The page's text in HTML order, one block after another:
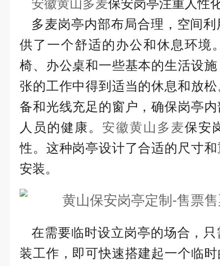
安徽黄山多麦保安岗亭注重人性
多麦岗亭内部布局合理，空间
供了一个舒适的办公和休息环境
椅、办公桌和一些基本的生活设
张的工作中得到适当的休息和放
备和光线充足的窗户，确保岗亭
人员的健康。 安徽黄山 多麦保安
性。这种岗亭设计了合适的尺寸
安装。
在需要临时设立岗亭的场合，
装工作，即可快速搭建起一个临